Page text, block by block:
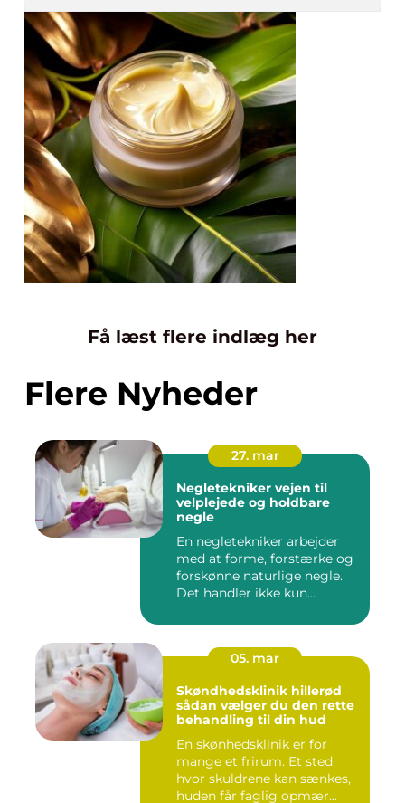
Få læst flere indlæg her
Flere Nyheder
27. mar
Negletekniker vejen til
velplejede og holdbare
negle
En negletekniker arbejder
med at forme, forstærke og
forskønne naturlige negle.
Det handler ikke kun...
05. mar
Skøndhedsklinik hillerød
sådan vælger du den rette
behandling til din hud
En skønhedsklinik er for
mange et frirum. Et sted,
hvor skuldrene kan sænkes,
huden får faglig opmær...